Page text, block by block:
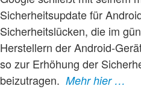
Sicherheitsupdate für
Sicherheitslücken, die im
Herstellern der Android-
so zur Erhöhung der
beizutragen. Mehr hier …